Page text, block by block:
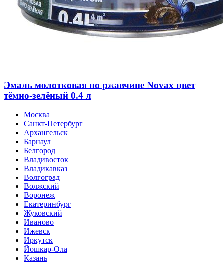
Эмаль молотковая по ржавчине Novax цвет
тёмно-зелёный 0.4 л
Москва
Санкт-Петербург
Архангельск
Барнаул
Белгород
Владивосток
Владикавказ
Волгоград
Волжский
Воронеж
Екатеринбург
Жуковский
Иваново
Ижевск
Иркутск
Йошкар-Ола
Казань